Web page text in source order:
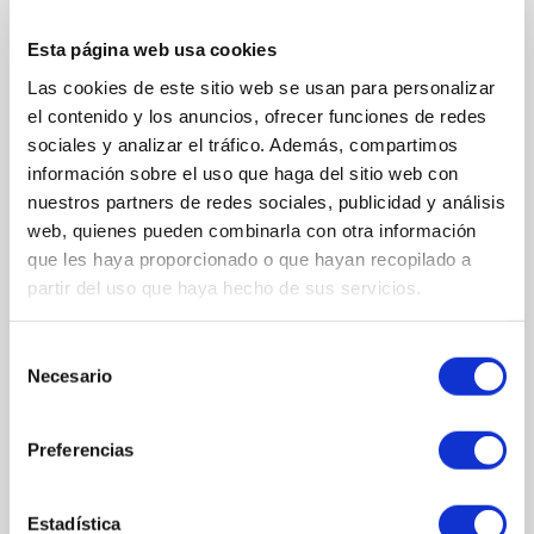
Esta página web usa cookies
Las cookies de este sitio web se usan para personalizar
el contenido y los anuncios, ofrecer funciones de redes
sociales y analizar el tráfico. Además, compartimos
información sobre el uso que haga del sitio web con
nuestros partners de redes sociales, publicidad y análisis
web, quienes pueden combinarla con otra información
que les haya proporcionado o que hayan recopilado a
partir del uso que haya hecho de sus servicios.
Necesario
Preferencias
Estadística
Cosmética profesional: resultados visibles y duraderos.
Formato: 50ml
COMPOSICIÓN
ACTIVOS
Biopéptidos de Arándano
Aqua (Agua), Escualano, Glicerina, Propanodiol, Palmitato de
Glicol, Manteca de Butyrospermum Parkii (Karité), Triglicéridos
Estearato de Glicerilo, Poliglicéridos Oleico/Linoleico/Linolénico,
Cera de Salvado de Oryza Sativa (Cera de Salvado de Oryza Sativa